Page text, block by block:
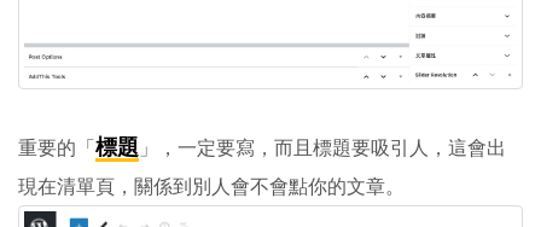
重要的「標題 」，一定要寫，而且標題要吸引人，這會出
現在清單頁，關係到別人會不會點你的文章。